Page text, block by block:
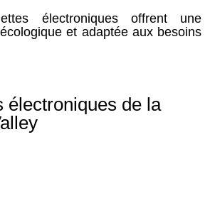
électroniques offrent une
et adaptée aux besoins
électroniques de la